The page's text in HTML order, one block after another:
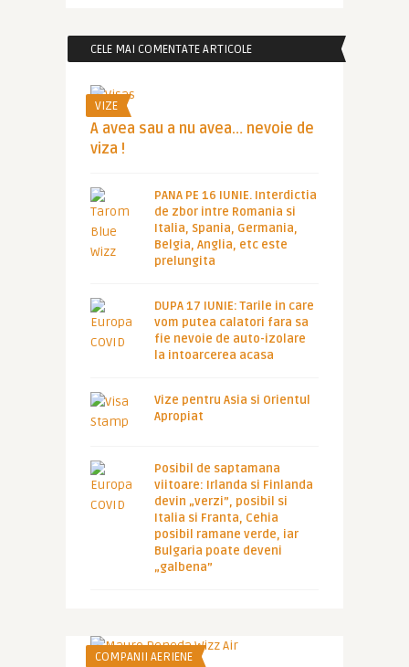
CELE MAI COMENTATE ARTICOLE
VIZE
A avea sau a nu avea… nevoie de
viza !
PANA PE 16 IUNIE. Interdictia
de zbor intre Romania si
Italia, Spania, Germania,
Belgia, Anglia, etc este
prelungita
DUPA 17 IUNIE: Tarile in care
vom putea calatori fara sa
fie nevoie de auto-izolare
la intoarcerea acasa
Vize pentru Asia si Orientul
Apropiat
Posibil de saptamana
viitoare: Irlanda si Finlanda
devin „verzi”, posibil si
Italia si Franta, Cehia
posibil ramane verde, iar
Bulgaria poate deveni
„galbena”
COMPANII AERIENE